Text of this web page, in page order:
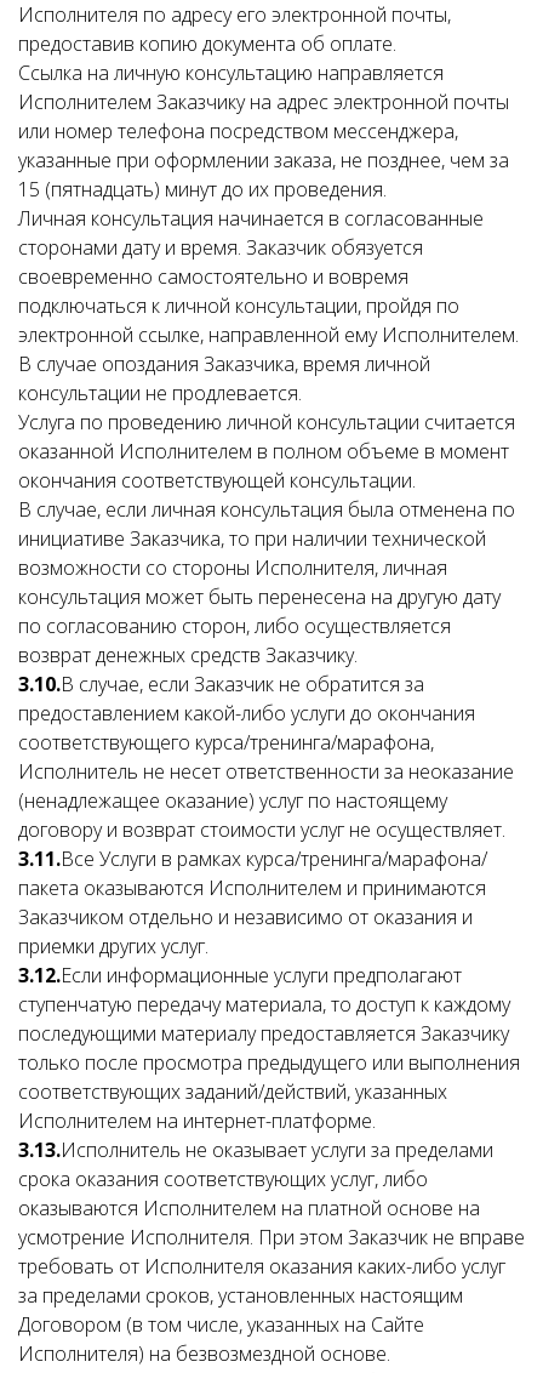
Исполнителя по адресу его электронной почты,
предоставив копию документа об оплате.
Ссылка на личную консультацию направляется
Исполнителем Заказчику на адрес электронной почты
или номер телефона посредством мессенджера,
указанные при оформлении заказа, не позднее, чем за
15 (пятнадцать) минут до их проведения.
Личная консультация начинается в согласованные
сторонами дату и время. Заказчик обязуется
своевременно самостоятельно и вовремя
подключаться к личной консультации, пройдя по
электронной ссылке, направленной ему Исполнителем.
В случае опоздания Заказчика, время личной
консультации не продлевается.
Услуга по проведению личной консультации считается
оказанной Исполнителем в полном объеме в момент
окончания соответствующей консультации.
В случае, если личная консультация была отменена по
инициативе Заказчика, то при наличии технической
возможности со стороны Исполнителя, личная
консультация может быть перенесена на другую дату
по согласованию сторон, либо осуществляется
возврат денежных средств Заказчику.
3.10.В случае, если Заказчик не обратится за
предоставлением какой-либо услуги до окончания
соответствующего курса/тренинга/марафона,
Исполнитель не несет ответственности за неоказание
(ненадлежащее оказание) услуг по настоящему
договору и возврат стоимости услуг не осуществляет.
3.11.Все Услуги в рамках курса/тренинга/марафона/
пакета оказываются Исполнителем и принимаются
Заказчиком отдельно и независимо от оказания и
приемки других услуг.
3.12.Если информационные услуги предполагают
ступенчатую передачу материала, то доступ к каждому
последующими материалу предоставляется Заказчику
только после просмотра предыдущего или выполнения
соответствующих заданий/действий, указанных
Исполнителем на интернет-платформе.
3.13.Исполнитель не оказывает услуги за пределами
срока оказания соответствующих услуг, либо
оказываются Исполнителем на платной основе на
усмотрение Исполнителя. При этом Заказчик не вправе
требовать от Исполнителя оказания каких-либо услуг
за пределами сроков, установленных настоящим
Договором (в том числе, указанных на Сайте
Исполнителя) на безвозмездной основе.